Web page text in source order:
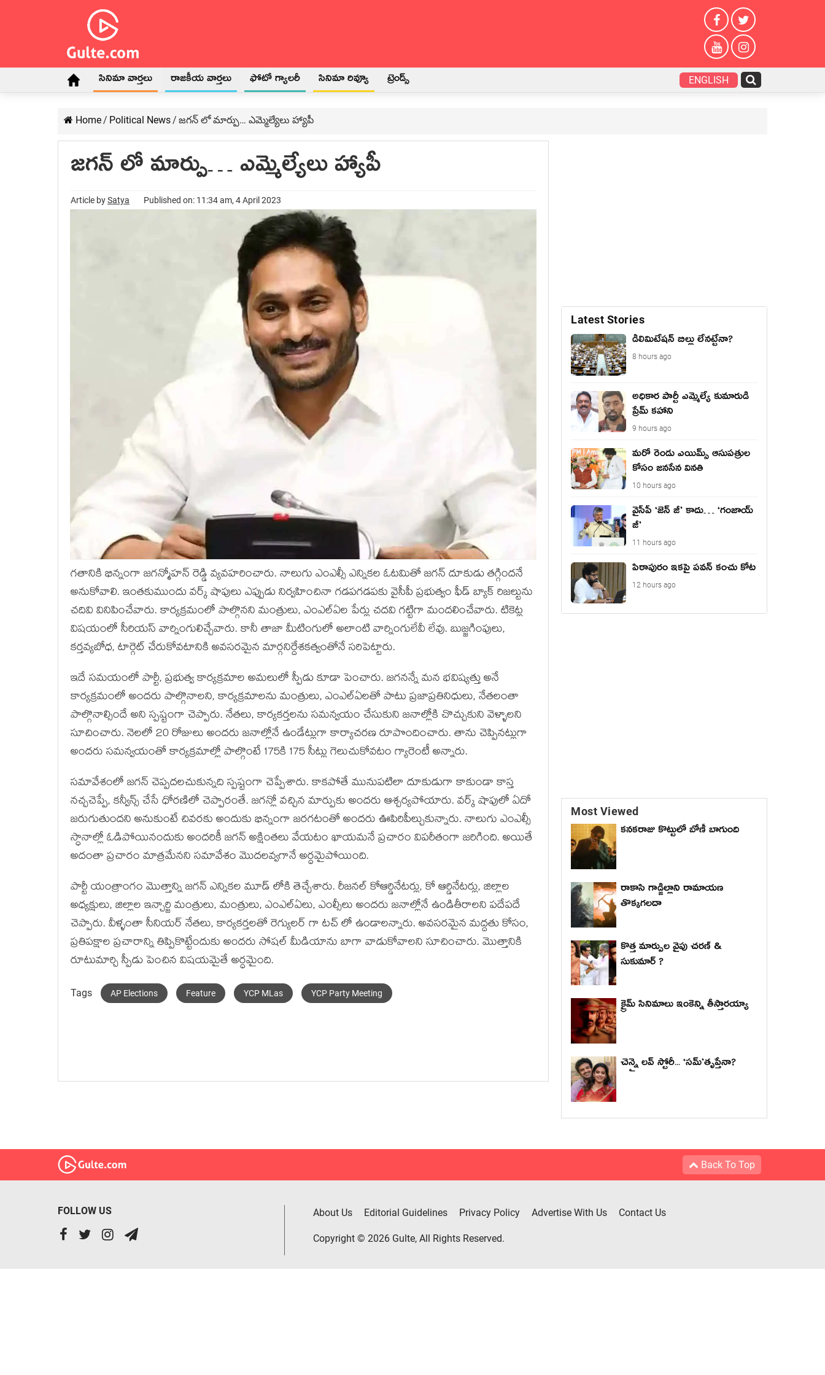
సినిమా వార్తలు రాజకీయ వార్తలు ఫోటో గ్యాలరీ సినిమా రివ్యూ ట్రెండ్స్ ENGLISH
Home/ Political News/ జగన్ లో మార్పు… ఎమ్మెల్యేలు హ్యాపీ
జగన్ లో మార్పు… ఎమ్మెల్యేలు హ్యాపీ
Article bySatya Published on: 11:34 am, 4 April 2023
గతానికి భిన్నంగా జగన్మోహన్ రెడ్డి వ్యవహరించారు. నాలుగు ఎంఎల్సీ ఎన్నికల ఓటమితో జగన్ దూకుడు తగ్గిందనే
అనుకోవాలి. ఇంతకుముందు వర్క్ షాపులు ఎప్పుడు నిర్వహించినా గడపగడపకు వైసీపీ ప్రభుత్వం ఫీడ్ బ్యాక్ రిజల్టును
చదివి వినిపించేవారు. కార్యక్రమంలో పాల్గొనని మంత్రులు, ఎంఎల్ఏల పేర్లు చదవి గట్టిగా మందలించేవారు. టికెట్ల
విషయంలో సీరియస్ వార్నింగులిచ్చేవారు. కానీ తాజా మీటింగులో అలాంటి వార్నింగులేవీ లేవు. బుజ్జగింపులు,
కర్తవ్యబోధ, టార్గెట్ చేరుకోవటానికి అవసరమైన మార్గనిర్దేశకత్వంతోనే సరిపెట్టారు.
ఇదే సమయంలో పార్టీ, ప్రభుత్వ కార్యక్రమాల అమలులో స్పీడు కూడా పెంచారు. జగనన్నే మన భవిష్యత్తు అనే
కార్యక్రమంలో అందరు పాల్గొనాలని, కార్యక్రమాలను మంత్రులు, ఎంఎల్ఏలతో పాటు ప్రజాప్రతినిధులు, నేతలంతా
పాల్గొనాల్సిందే అని స్పష్టంగా చెప్పారు. నేతలు, కార్యకర్తలను సమన్వయం చేసుకుని జనాల్లోకి చొచ్చుకుని వెళ్ళాలని
సూచించారు. నెలలో 20 రోజులు అందరు జనాల్లోనే ఉండేట్లుగా కార్యాచరణ రూపొందించారు. తాను చెప్పినట్లుగా
అందరు సమన్వయంతో కార్యక్రమాల్లో పాల్గొంటే 175కి 175 సీట్లు గెలుచుకోవటం గ్యారెంటీ అన్నారు.
సమావేశంలో జగన్ చెప్పదలచుకున్నది స్పష్టంగా చెప్పేశారు. కాకపోతే మునుపటిలా దూకుడుగా కాకుండా కాస్త
నచ్చచెప్పే, కన్వీన్స్ చేసే ధోరణిలో చెప్పారంతే. జగన్లో వచ్చిన మార్పుకు అందరు ఆశ్చర్యపోయారు. వర్క్ షాపులో ఏదో
జరుగుతుందని అనుకుంటే చివరకు అందుకు భిన్నంగా జరగటంతో అందరు ఊపిరిపీల్చుకున్నారు. నాలుగు ఎంఎల్సీ
స్ధానాల్లో ఓడిపోయినందుకు అందరికీ జగన్ అక్షింతలు వేయటం ఖాయమనే ప్రచారం విపరీతంగా జరిగింది. అయితే
అదంతా ప్రచారం మాత్రమేనని సమావేశం మొదలవ్వగానే అర్ధమైపోయింది.
పార్టీ యంత్రాంగం మొత్తాన్ని జగన్ ఎన్నికల మూడ్ లోకి తెచ్చేశారు. రీజనల్ కోఆర్డినేటర్లు, కో ఆర్డినేటర్లు, జిల్లాల
అధ్యక్షులు, జిల్లాల ఇన్చార్జి మంత్రులు, మంత్రులు, ఎంఎల్ఏలు, ఎంల్సీలు అందరు జనాల్లోనే ఉండితీరాలని పదేపదే
చెప్పారు. వీళ్ళంతా సీనియర్ నేతలు, కార్యకర్తలతో రెగ్యులర్ గా టచ్ లో ఉండాలన్నారు. అవసరమైన మద్దతు కోసం,
ప్రతిపక్షాల ప్రచారాన్ని తిప్పికొట్టేందుకు అందరు సోషల్ మీడియాను బాగా వాడుకోవాలని సూచించారు. మొత్తానికి
రూటుమార్చి స్పీడు పెంచిన విషయమైతే అర్ధమైంది.
Tags AP Elections Feature YCP MLas YCP Party Meeting
Latest Stories
డీలిమిటేషన్ బిల్లు లేన‌ట్టేనా?
8 hours ago
అధికార పార్టీ ఎమ్మెల్యే కుమారుడి
ప్రేమ్ కహాని
9 hours ago
మరో రెండు ఎయిమ్స్ ఆసుపత్రుల
కోసం జనసేన వినతి
10 hours ago
వైసీపీ ‘జెన్ జీ’ కాదు… ‘గంజాయ్
జీ’
11 hours ago
పిఠాపురం ఇకపై పవన్ కంచు కోట
12 hours ago
Most Viewed
కనకరాజు కొట్టులో బోణీ బాగుంది
రాకాసి గాడ్జిల్లాని రామాయణ
తొక్కగలదా
కొత్త మార్పుల వైపు చరణ్ &
సుకుమార్ ?
క్రైమ్ సినిమాలు ఇంకెన్ని తీస్తారయ్యా
చెన్నై లవ్ స్టోరీ... ‘సమ్’తృప్తేనా?
Back To Top
FOLLOW US About Us Editorial Guidelines Privacy Policy Advertise With Us Contact Us
Copyright © 2026 Gulte, All Rights Reserved.